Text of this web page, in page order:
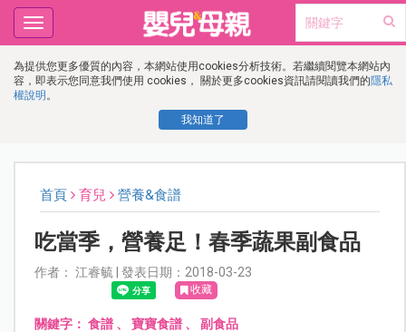
為提供您更多優質的內容，本網站使用cookies分析技術。若繼續閱覽本網站內
容，即表示您同意我們使用 cookies， 關於更多cookies資訊請閱讀我們的隱私
權說明 。
我知道了
Toggle
navigation
首頁 育兒 營養&食譜
吃當季，營養足！春季蔬果副食品
作者： 江睿毓 | 發表日期：2018-03-23
收藏
關鍵字： 食譜、 寶寶食譜、 副食品